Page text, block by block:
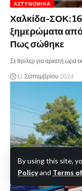
By using this site,
Policyand Terms
ΑΣΤΥΝΟΜΙΚΆ
Χαλκίδα-ΣΟΚ:
ξημερώματα
Πως σώθηκε
Σε θρίλερ για αρκετή ώρα
12 Σεπτεμβρίου 2024